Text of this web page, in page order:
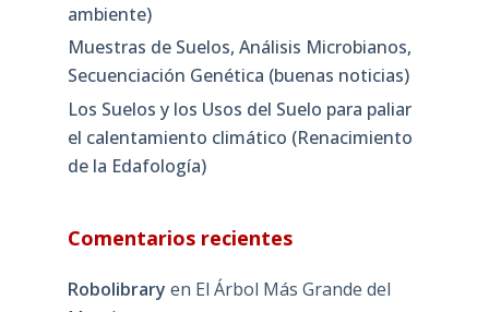
ambiente)
Muestras de Suelos, Análisis Microbianos,
Secuenciación Genética (buenas noticias)
Los Suelos y los Usos del Suelo para paliar
el calentamiento climático (Renacimiento
de la Edafología)
Comentarios recientes
Robolibrary en El Árbol Más Grande del